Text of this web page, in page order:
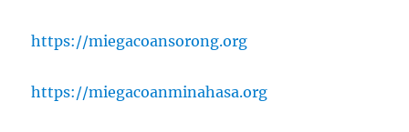
https://miegacoansorong.org
https://miegacoanminahasa.org